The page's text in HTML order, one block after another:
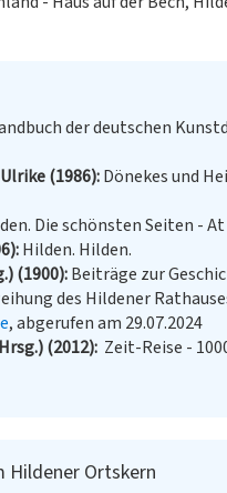
der deutschen
(1986) Dönekes und
Die schönsten Seiten -
Hilden. Hilden.
(1900) Beiträge zur
des Hildener
, abgerufen am 29.07.2024
(2012) Zeit-Reise -
Hildener Ortskern